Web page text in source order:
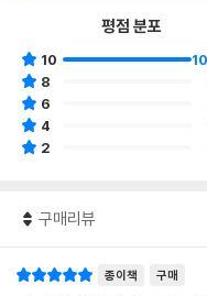
평점 분포
10
8
6
4
2
구매리뷰
종이책 구매